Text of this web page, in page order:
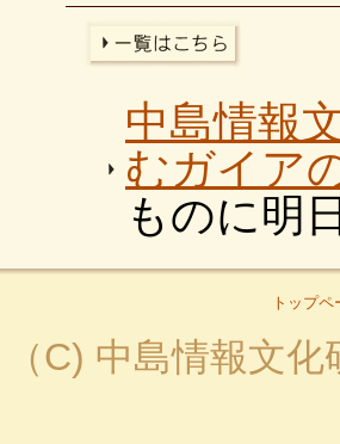
中島情報
むガイア
ものに明
トップペ
（C) 中島情報文